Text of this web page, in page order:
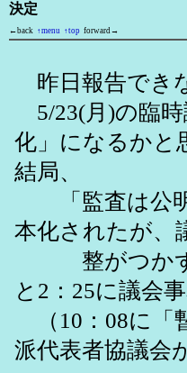
決定
←back ↑menu ↑top forward→
昨日報告でき
5/23(月)の臨時
化」になるかと
結局、
「監査は公明
本化されたが、
整がつかず
と2：25に議会
（10：08に「
派代表者協議会